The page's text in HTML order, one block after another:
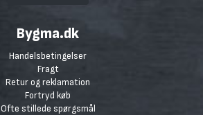
Bygma.dk
Handelsbetingelser
Fragt
Retur og reklamation
Fortryd køb
Ofte stillede spørgsmål